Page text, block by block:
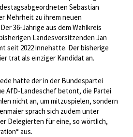
Sebastian
Mehrheit zu ihrem neuen
36-Jährige aus dem Wahlkreis
Landesvorsitzenden Jan
seit 2022 innehatte. Der bisherige
trat als einziger Kandidat an.
hatte der in der Bundespartei
AfD-Landeschef betont, die Partei
nicht an, um mitzuspielen, sondern
sprach sich zudem unter
Delegierten für eine, so wörtlich,
aus.